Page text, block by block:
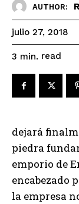
AUTHOR:
julio 27, 2018
3 min. read
dejará
piedra
emporio de
encabezado
la empresa